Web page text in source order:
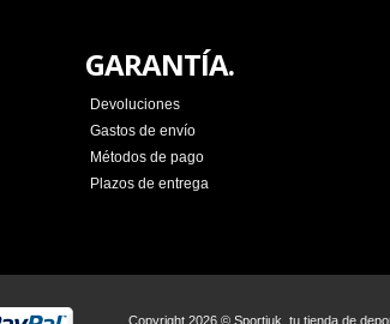
GARANTÍA.
Devoluciones
Gastos de envío
Métodos de pago
Plazos de entrega
Copyright 2026 © Sportiuk, tu tienda de